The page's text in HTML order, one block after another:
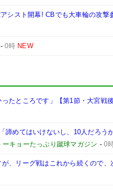
スト開幕! CBでも大車輪の攻撃
-0時 NEW
たところです」【第1節・大宮戦後
めてはいけないし、10人だろう
ーキョーたっぷり蹴球マガジン -0
、リーグ戦はこれから続くので